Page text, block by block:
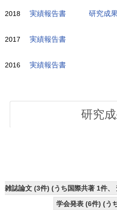
2018 実績報告書 研究成
2017 実績報告書
2016 実績報告書
研究
雑誌論文 (3件) (うち国際共著 1件
学会発表 (6件) (う